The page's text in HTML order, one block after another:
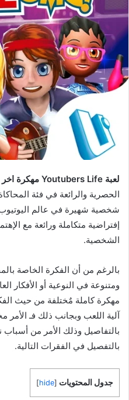
لعبة Youtubers Life مهكرة اخر اصدار
الحصرية والرائعة في فئة
شخصية شهيرة في عالم
إفتراضية متكاملة ورائعة مع
الشخصية.
بالرغم من أن الفكرة الخاصة
مهكرة كاملة مٌختلفة من حيث
آلية اللعب وبجانب ذلك فـ الأمر
بالتفاصيل وذلك الأمر من
بالتفصيل في الفقرات التالية.
جدول المحتويات [
hide
]